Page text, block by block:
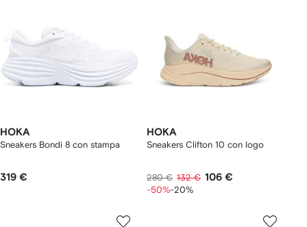
HOKA
Sneakers Bondi 8 con stampa
319 €
HOKA
Sneakers Clifton 10 con logo
280 € 132 € 106 €
-50%-20%